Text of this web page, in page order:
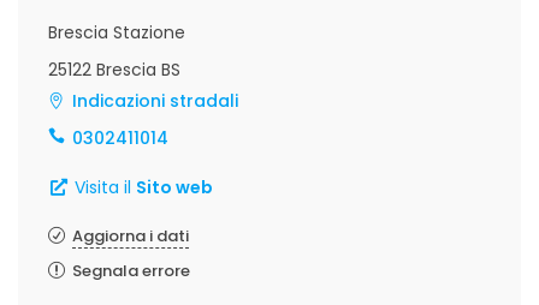
Brescia Stazione
25122 Brescia BS
Indicazioni stradali
0302411014
Visita il Sito web
Aggiorna i dati
Segnala errore